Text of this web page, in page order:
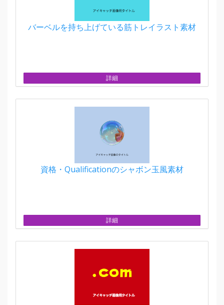
バーベルを持ち上げている筋トレイラスト素材
詳細
資格・Qualificationのシャボン玉風素材
詳細